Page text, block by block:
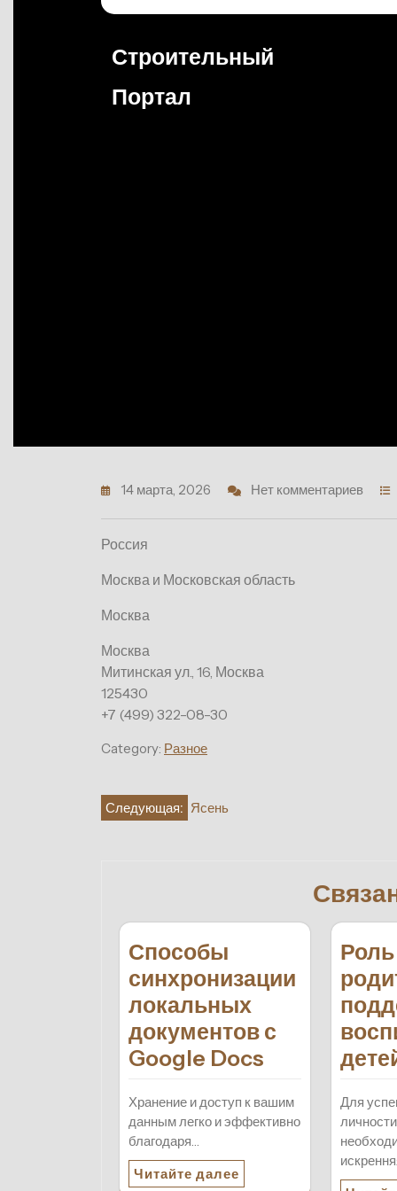
Строительный
Портал
14 марта, 2026 Нет комментариев
Россия
Москва и Московская область
Москва
Москва
Митинская ул., 16, Москва
125430
+7 (499) 322-08-30
Category: Разное
Навигация
Следующая: Ясень
Способы
синхронизации
локальных
документов с
Google Docs
Хранение и доступ к вашим
данным легко и эффективно
благодаря…
Читайте далее
Роль
Для